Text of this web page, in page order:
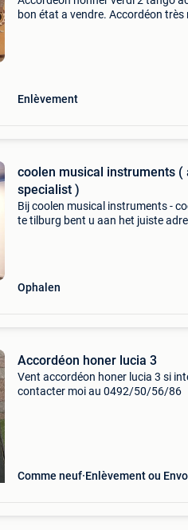
bon état a vendre. Accordéon très
Enlèvement
coolen musical instruments (
specialist )
Bij coolen musical instruments -
te tilburg bent u aan het juiste
Ophalen
Accordéon honer lucia 3
Vent accordéon honer lucia 3 si
contacter moi au 0492/50/56/86
Comme neuf Enlèvement ou